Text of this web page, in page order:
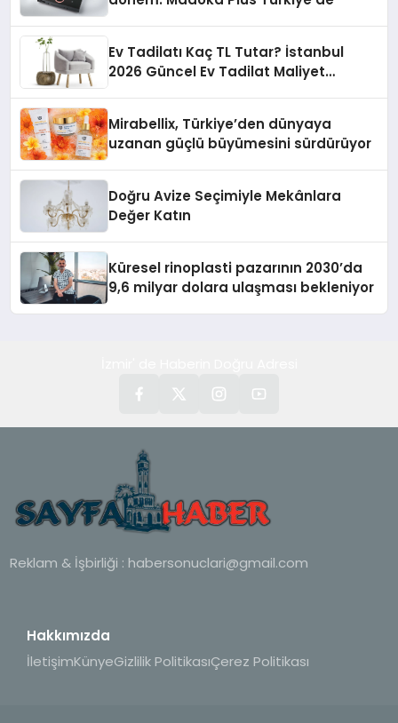
Ev Tadilatı Kaç TL Tutar? İstanbul
2026 Güncel Ev Tadilat Maliyet
Mirabellix, Türkiye’den dünyaya
uzanan güçlü büyümesini sürdürüyor
Doğru Avize Seçimiyle Mekânlara
Değer Katın
Küresel rinoplasti pazarının 2030’da
9,6 milyar dolara ulaşması bekleniyor
Reklam & İşbirliği : habersonuclari@gmail.com
Hakkımızda
İletişimKünyeGizlilik PolitikasıÇerez Politikası